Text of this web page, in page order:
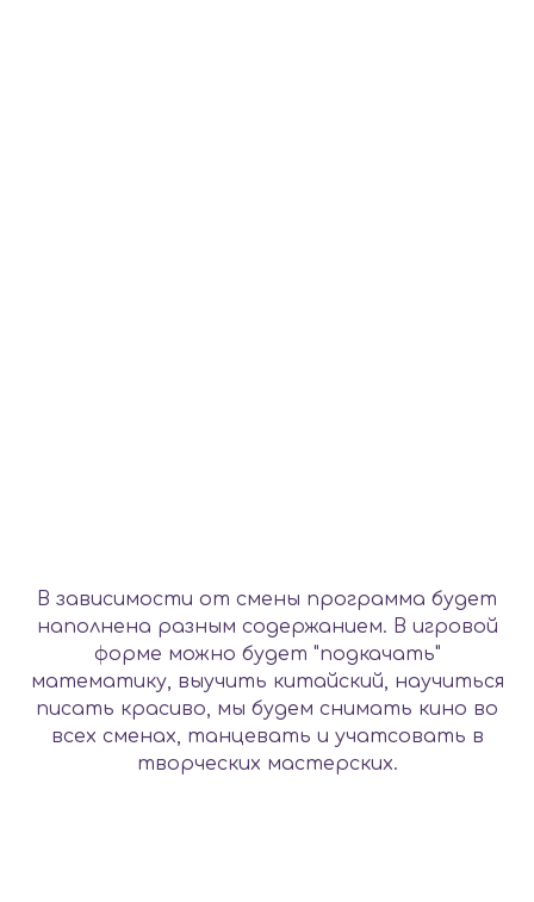
В зависимости от смены программа будет
наполнена разным содержанием. В игровой
форме можно будет "подкачать"
математику, выучить китайский, научиться
писать красиво, мы будем снимать кино во
всех сменах, танцевать и учатсовать в
творческих мастерских.